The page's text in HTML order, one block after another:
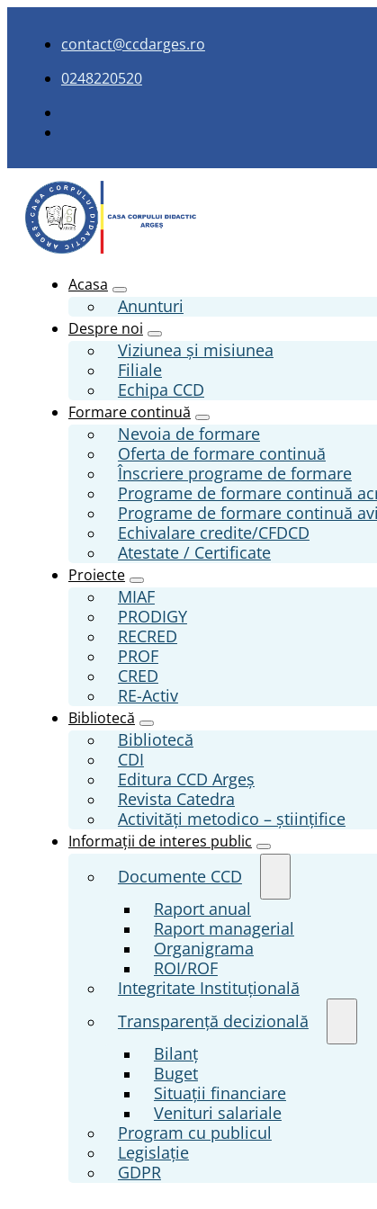
contact@ccdarges.ro
0248220520
Acasa
Anunturi
Despre noi
Viziunea și misiunea
Filiale
Echipa CCD
Formare continuă
Nevoia de formare
Oferta de formare continuă
Înscriere programe de formare
Programe de formare continuă
Programe de formare continuă
Echivalare credite/CFDCD
Atestate / Certificate
Proiecte
MIAF
PRODIGY
RECRED
PROF
CRED
RE-Activ
Bibliotecă
Bibliotecă
CDI
Editura CCD Argeş
Revista Catedra
Activități metodico – științifice
Informații de interes public
Documente CCD
Raport anual
Raport managerial
Organigrama
ROI/ROF
Integritate Instituțională
Transparenţă decizională
Bilanț
Buget
Situații financiare
Venituri salariale
Program cu publicul
Legislație
GDPR